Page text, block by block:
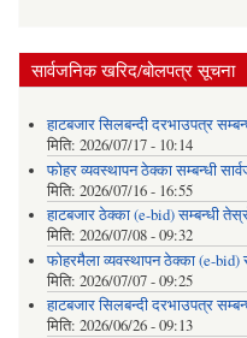
सार्वजनिक खरिद/बोलपत्र सूचना
हाटबजार सिलबन्दी दरभाउपत्र
मिति: 2026/07/17 - 10:14
फोहर व्यवस्थापन ठेक्का सम्बन्धी
मिति: 2026/07/16 - 16:55
हाटबजार ठेक्का (e-bid) सम्बन्धी
मिति: 2026/07/08 - 09:32
फोहरमैला व्यवस्थापन ठेक्का (e-bid)
मिति: 2026/07/07 - 09:25
हाटबजार सिलबन्दी दरभाउपत्र
मिति: 2026/06/26 - 09:13